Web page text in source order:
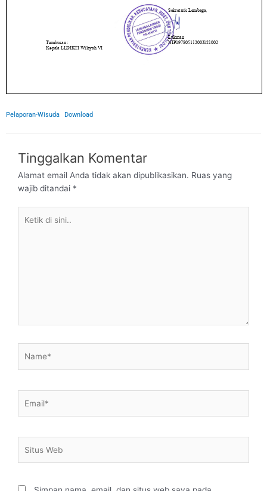
Pelaporan-Wisuda Download
Tinggalkan Komentar
Alamat email Anda tidak akan dipublikasikan. Ruas yang
wajib ditandai *
Web